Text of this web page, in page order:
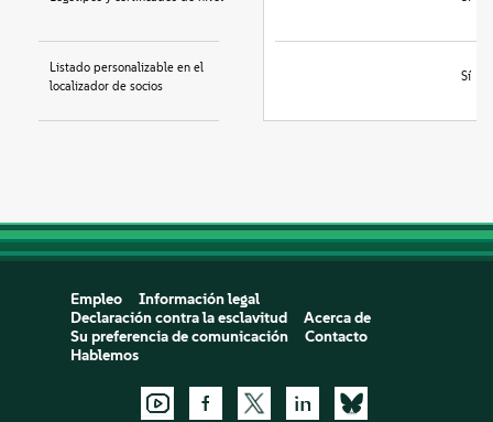
Listado personalizable en el
localizador de socios
Sí
Empleo
Información legal
Declaración contra la esclavitud
Acerca de
Su preferencia de comunicación
Contacto
Hablemos